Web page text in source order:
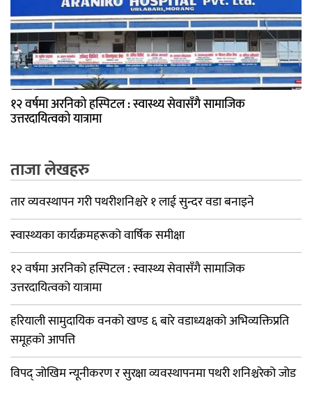
१२ वर्षमा अरनिको हस्पिटल : स्वास्थ्य सेवासँगै सामाजिक
उत्तरदायित्वको यात्रामा
ताजा लेखहरु
तार व्यवस्थापन गरी पथरीशनिश्चरे १ लाई सुन्दर वडा बनाइने
स्वास्थ्यका कार्यक्रमहरूको वार्षिक समीक्षा
१२ वर्षमा अरनिको हस्पिटल : स्वास्थ्य सेवासँगै सामाजिक
उत्तरदायित्वको यात्रामा
हरियाली सामुदायिक वनको खण्ड ६ बारे वडाध्यक्षको अभिव्यक्तिप्रति
समूहको आपत्ति
विपद् जोखिम न्यूनीकरण र सुरक्षा व्यवस्थापनमा पथरी शनिश्चरेको जोड